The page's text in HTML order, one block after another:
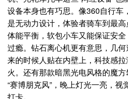
设备本身也有巧思。像360自行车
是无动力设计，体验者骑车到最
体能平衡，软包小车又能保证安
过瘾。钻石离心机更有意思，几
来的时候人贴在内壁上，科技感
火。还有那款暗黑光电风格的魔
“赛博朋克风”，晚上灯光一亮，
打卡。